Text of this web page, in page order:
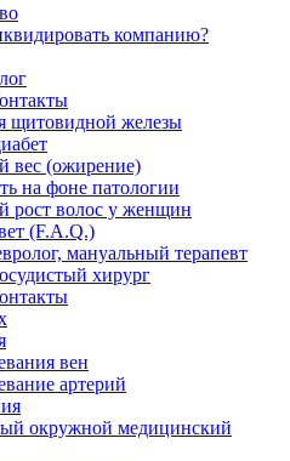
компанию?
щитовидной железы
вес (ожирение)
на фоне патологии
рост волос у женщин
(F.A.Q.)
мануальный терапевт
хирург
вен
артерий
окружной медицинский